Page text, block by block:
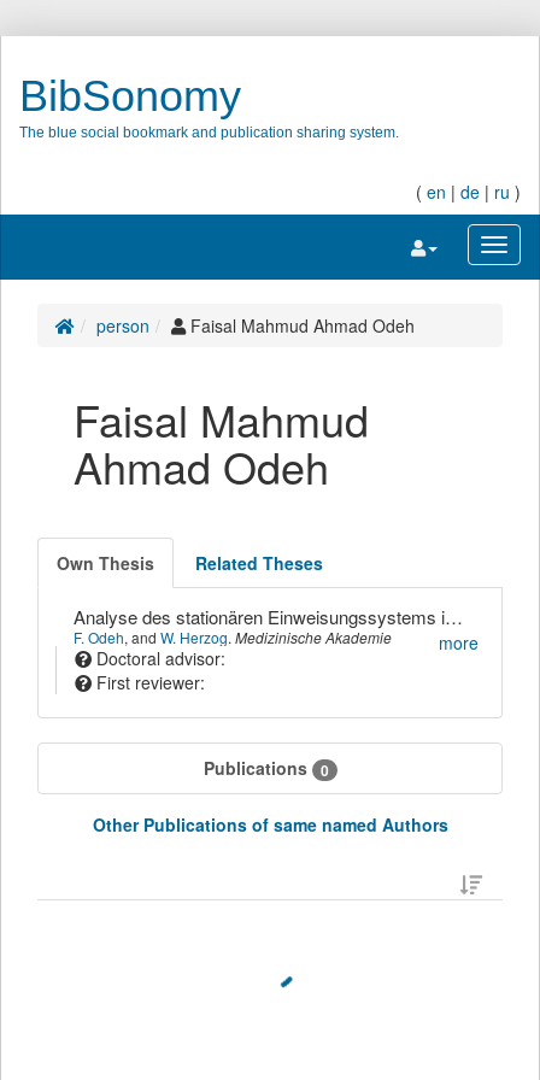
BibSonomy
The blue social bookmark and publication sharing system.
( en | de | ru )
Toggle
person Faisal Mahmud Ahmad Odeh
Faisal Mahmud
Ahmad Odeh
Own Thesis Related Theses
Analyse des stationären Einweisungssystems in Magdeburg im Hinblick auf die Beachtung der Richtlinien der Rahmenkrankenhausordnung
F. Odeh, and W. Herzog. Medizinische Akademie
Magdeburg,( 1988)
Doctoral advisor:
First reviewer:
more
Publications 0
Other Publications of same named Authors